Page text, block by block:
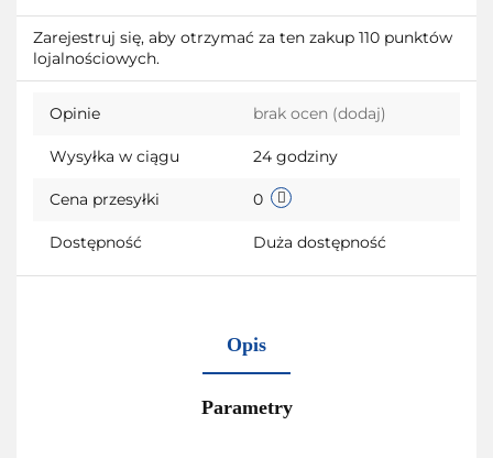
Do
Zarejestruj się, aby otrzymać za ten zakup 110 punktów
lojalnościowych.
Opinie brak ocen (dodaj)
Wysyłka w ciągu 24 godziny
Cena przesyłki 0
Dostępność Duża dostępność
Opis
Parametry